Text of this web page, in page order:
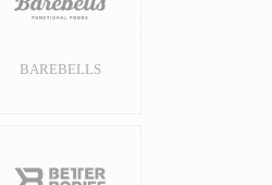
BAREBELLS